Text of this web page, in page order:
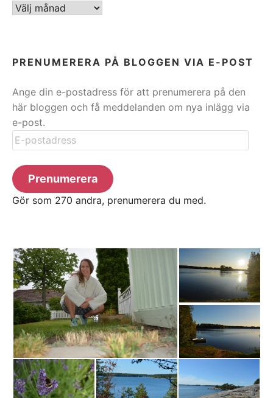
ARKIV
PRENUMERERA PÅ BLOGGEN VIA E-POST
Ange din e-postadress för att prenumerera på den
här bloggen och få meddelanden om nya inlägg via
e-post.
E-
postadress
Prenumerera
Gör som 270 andra, prenumerera du med.